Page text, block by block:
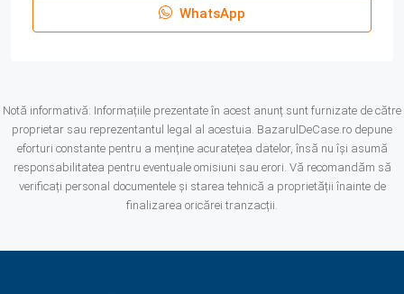
WhatsApp
Notă informativă: Informațiile prezentate în acest anunț sunt furnizate de către
proprietar sau reprezentantul legal al acestuia. BazarulDeCase.ro depune
eforturi constante pentru a menține acuratețea datelor, însă nu își asumă
responsabilitatea pentru eventuale omisiuni sau erori. Vă recomandăm să
verificați personal documentele și starea tehnică a proprietății înainte de
finalizarea oricărei tranzacții.